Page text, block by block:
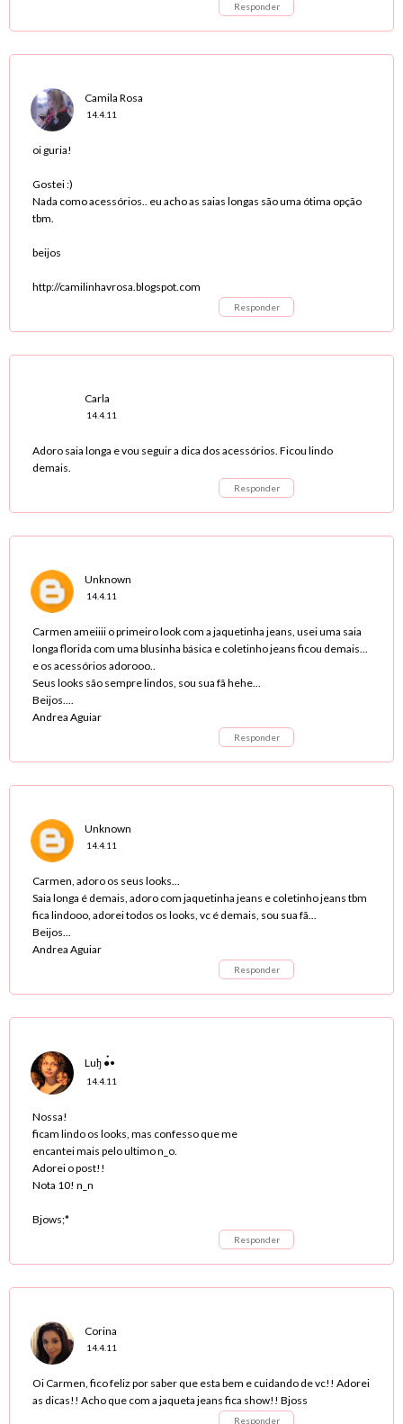
Responder
Camila Rosa
14.4.11
oi guria!
Gostei :)
Nada como acessórios.. eu acho as saias longas são uma ótima opção
tbm.
beijos
http://camilinhavrosa.blogspot.com
Responder
Carla
14.4.11
Adoro saia longa e vou seguir a dica dos acessórios. Ficou lindo
demais.
Responder
Unknown
14.4.11
Carmen ameiiii o primeiro look com a jaquetinha jeans, usei uma saia
longa florida com uma blusinha básica e coletinho jeans ficou demais...
e os acessórios adorooo..
Seus looks são sempre lindos, sou sua fã hehe...
Beijos....
Andrea Aguiar
Responder
Unknown
14.4.11
Carmen, adoro os seus looks...
Saia longa é demais, adoro com jaquetinha jeans e coletinho jeans tbm
fica lindooo, adorei todos os looks, vc é demais, sou sua fã...
Beijos...
Andrea Aguiar
Responder
Luђ ●๋•
14.4.11
Nossa!
ficam lindo os looks, mas confesso que me
encantei mais pelo ultimo n_o.
Adorei o post!!
Nota 10! n_n
Bjows;*
Responder
Corina
14.4.11
Oi Carmen, fico feliz por saber que esta bem e cuidando de vc!! Adorei
as dicas!! Acho que com a jaqueta jeans fica show!! Bjoss
Responder